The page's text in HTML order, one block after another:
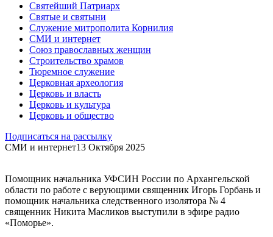
Святейший Патриарх
Святые и святыни
Служение митрополита Корнилия
СМИ и интернет
Союз православных женщин
Строительство храмов
Тюремное служение
Церковная археология
Церковь и власть
Церковь и культура
Церковь и общество
Подписаться на рассылку
СМИ и интернет13 Октября 2025
Помощник начальника УФСИН России по Архангельской
области по работе с верующими священник Игорь Горбань и
помощник начальника следственного изолятора № 4
священник Никита Масликов выступили в эфире радио
«Поморье».